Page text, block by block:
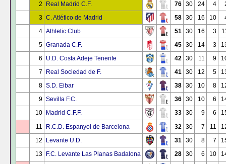
2
Real Madrid C.F. 76 30 24 4
3 C. Atlético de Madrid 58 30 16 10
4 Athletic Club 51 30 16 3
5 Granada C.F. 45 30 14 3
6
U.D. Costa Adeje Tenerife 42 30 11 9
7
Real Sociedad de F. 41 30 12 5
8 S.D. Eibar 38 30 10 8
9 Sevilla F.C. 36 30 10 6
10
Madrid C.F.F. 33 30 9 6
11
R.C.D. Espanyol de Barcelona 32 30 7 11
12
Levante U.D. 31 30 8 7
13
F.C. Levante Las Planas Badalona 28 30 6 10